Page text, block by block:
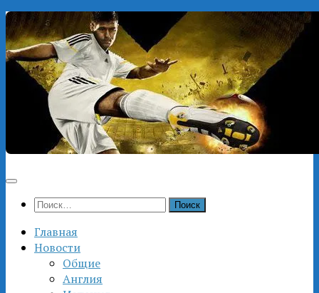
Перейти
к
содержимому
Найти:
Главная
Новости
Общие
Англия